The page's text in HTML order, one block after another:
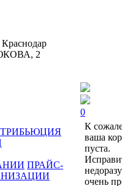
Краснодар
2
ПРАЙС-
0
К
ваша
пуста.
очень